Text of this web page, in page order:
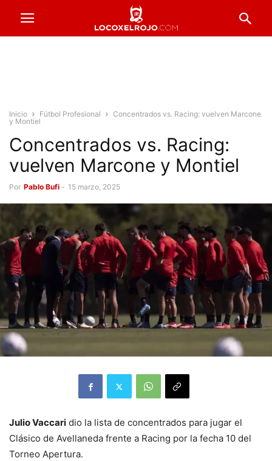
Inicio Fútbol Profesional
Concentrados vs. Racing: vuelven Marcone
y Montiel
Concentrados vs. Racing:
vuelven Marcone y Montiel
Por Pablo Bufi - 15 marzo, 2025
Julio Vaccari dio la lista de concentrados para jugar el
Clásico de Avellaneda frente a Racing por la fecha 10 del
Torneo Apertura.